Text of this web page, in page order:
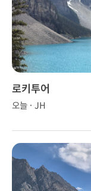
로키투어
오늘 · JH